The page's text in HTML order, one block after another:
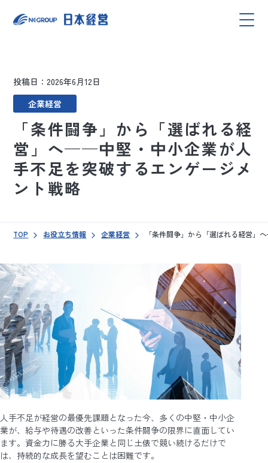
投稿日：2026年6月12日
企業経営
「条件闘争」から「選ばれる経
営」へ——中堅・中小企業が人
手不足を突破するエンゲージメ
ント戦略
TOP お役立ち情報 企業経営 「条件闘争」から「選ばれる経営
人手不足が経営の最優先課題となった今、多くの中堅・中小企
業が、給与や待遇の改善といった条件闘争の限界に直面してい
ます。資金力に勝る大手企業と同じ土俵で競い続けるだけで
は、持続的な成長を望むことは困難です。